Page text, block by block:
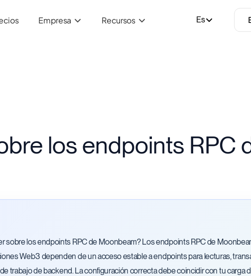
Empresa Recursos Es
los endpoints RPC
sobre los endpoints RPC de Moonbeam? Los endpoints RPC de
Web3 dependen de un acceso estable a endpoints para lecturas,
trabajo de backend. La configuración correcta debe coincidir con tu carga